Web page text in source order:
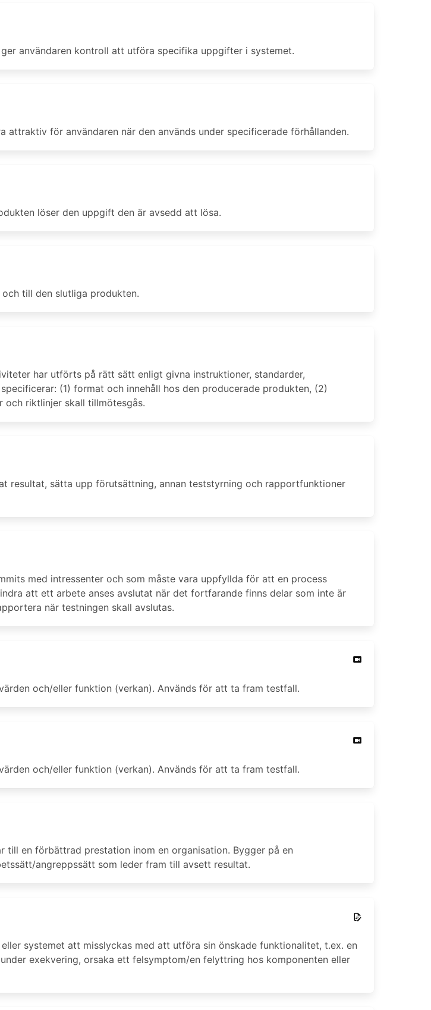
användaren kontroll att utföra specifika uppgifter i systemet.
för användaren när den används under specificerade förhållanden.
löser den uppgift den är avsedd att lösa.
till den slutliga produkten.
har utförts på rätt sätt enligt givna instruktioner, standarder,
(1) format och innehåll hos den producerade produkten, (2)
och riktlinjer skall tillmötesgås.
resultat, sätta upp förutsättning, annan teststyrning och rapportfunktioner
med intressenter och som måste vara uppfyllda för att en process
att ett arbete anses avslutat när det fortfarande finns delar som inte är
när testningen skall avslutas.
och/eller funktion (verkan). Används för att ta fram testfall.
och/eller funktion (verkan). Används för att ta fram testfall.
en förbättrad prestation inom en organisation. Bygger på en
angreppssätt som leder fram till avsett resultat.
systemet att misslyckas med att utföra sin önskade funktionalitet, t.ex. en
exekvering, orsaka ett felsymptom/en felyttring hos komponenten eller